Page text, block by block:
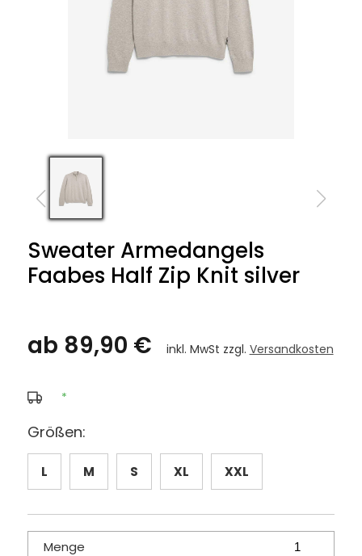
Sweater Armedangels
Faabes Half Zip Knit silver
ab 89,90 € inkl. MwSt zzgl. Versandkosten
*
Größen:
L M S XL XXL
Menge